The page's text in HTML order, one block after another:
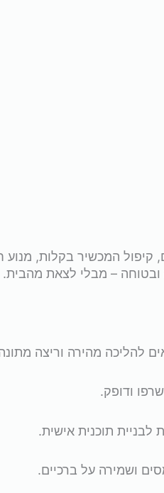
המכשיר בקלות, מנוע
ובטוחה – מבלי לצאת מהבית.
ודופק.